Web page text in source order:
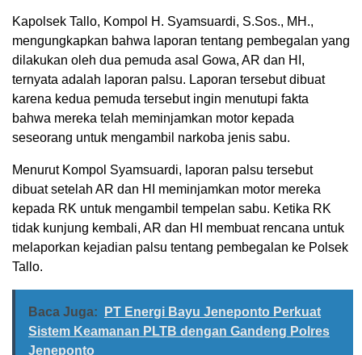
Kapolsek Tallo, Kompol H. Syamsuardi, S.Sos., MH.,
mengungkapkan bahwa laporan tentang pembegalan yang
dilakukan oleh dua pemuda asal Gowa, AR dan HI,
ternyata adalah laporan palsu. Laporan tersebut dibuat
karena kedua pemuda tersebut ingin menutupi fakta
bahwa mereka telah meminjamkan motor kepada
seseorang untuk mengambil narkoba jenis sabu.
Menurut Kompol Syamsuardi, laporan palsu tersebut
dibuat setelah AR dan HI meminjamkan motor mereka
kepada RK untuk mengambil tempelan sabu. Ketika RK
tidak kunjung kembali, AR dan HI membuat rencana untuk
melaporkan kejadian palsu tentang pembegalan ke Polsek
Tallo.
Baca Juga:
PT Energi Bayu Jeneponto Perkuat
Sistem Keamanan PLTB dengan Gandeng Polres
Jeneponto